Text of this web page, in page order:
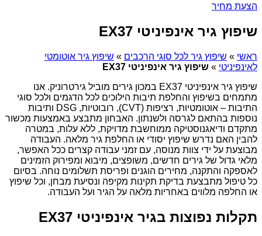
הצעת מחיר
שיפוץ גיר אינפיניטי EX37
ראשי » שיפוץ גיר לכל סוגי הרכבים » שיפוץ גיר אוטומטי
לאינפיניטי » שיפוץ גיר אינפיניטי EX37
שיפוץ גיר אינפיניטי EX37 במכון גירים מוביל גירטרוניק. אנו
מתמחים בשיפוץ והחלפת תיבות הילוכים לכל הדגמים ולכל סוגי
התיבות – אוטומטיות, רציפות (CVT), רובוטיות, DSG ותיבות
נוספות בהתאם לגרסה ולשנתון. האבחון מתבצע באמצעות מכשור
מתקדם ודיאגנוסטיקה ממוחשבת מדויקת, ללא עלות, במטרה
להבין האם נדרש שיפוץ יסודי או החלפת גיר מלאה. העבודה
מבוצעת על ידי צוות מנוסה, עם זמני עבודה קצרים ככל האפשר,
מלאי גדול של גירים חדשים, משופצים, מיבוא ומפירוק הזמינים
לאספקה והתקנה, מחירים הוגנים ופריסת תשלומים נוחה. בסיום
כל טיפול מתבצעת בדיקת תקינות מקיפה ונסיעת מבחן, וכל שיפוץ
או החלפה מלווים באחריות מלאה על הגיר ועל העבודה.
תקלות נפוצות בגיר אינפיניטי EX37